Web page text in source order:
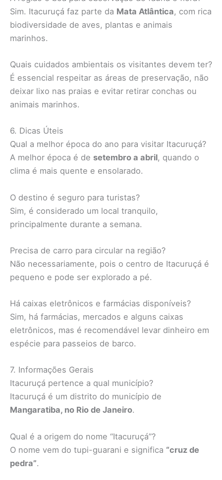
Sim. Itacuruçá faz parte da Mata Atlântica, com rica
biodiversidade de aves, plantas e animais
marinhos.
Quais cuidados ambientais os visitantes devem ter?
É essencial respeitar as áreas de preservação, não
deixar lixo nas praias e evitar retirar conchas ou
animais marinhos.
6. Dicas Úteis
Qual a melhor época do ano para visitar Itacuruçá?
A melhor época é de setembro a abril, quando o
clima é mais quente e ensolarado.
O destino é seguro para turistas?
Sim, é considerado um local tranquilo,
principalmente durante a semana.
Precisa de carro para circular na região?
Não necessariamente, pois o centro de Itacuruçá é
pequeno e pode ser explorado a pé.
Há caixas eletrônicos e farmácias disponíveis?
Sim, há farmácias, mercados e alguns caixas
eletrônicos, mas é recomendável levar dinheiro em
espécie para passeios de barco.
7. Informações Gerais
Itacuruçá pertence a qual município?
Itacuruçá é um distrito do município de
Mangaratiba, no Rio de Janeiro.
Qual é a origem do nome “Itacuruçá”?
O nome vem do tupi-guarani e significa “cruz de
pedra”.